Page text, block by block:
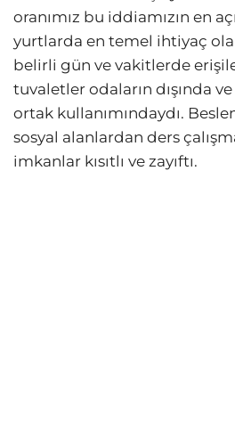
oranımız bu iddiamızın en
yurtlarda en temel ihtiyaç
belirli gün ve vakitlerde
tuvaletler odaların dışında
ortak kullanımındaydı.
sosyal alanlardan ders
imkanlar kısıtlı ve zayıftı.